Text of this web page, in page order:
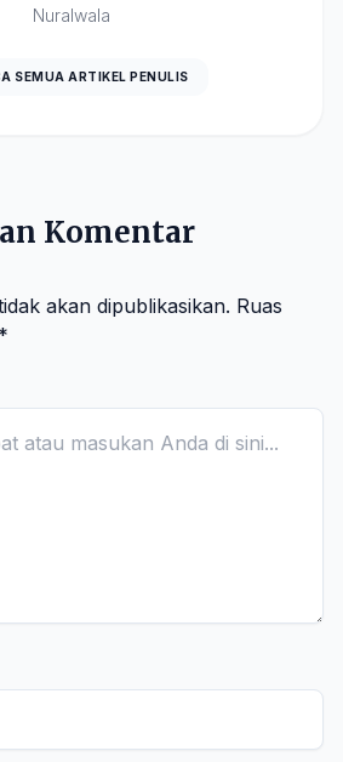
Nuralwala
SEMUA ARTIKEL PENULIS
Komentar
akan dipublikasikan. Ruas
*